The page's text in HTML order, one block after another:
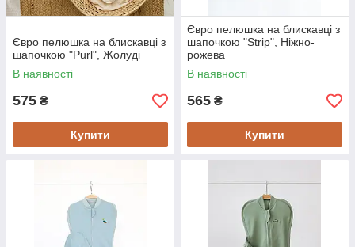
Євро пелюшка на блискавці з
шапочкою "Purl", Жолуді
В наявності
575 ₴
Купити
Євро пелюшка на блискавці з
шапочкою "Strip", Ніжно-
рожева
В наявності
565 ₴
Купити